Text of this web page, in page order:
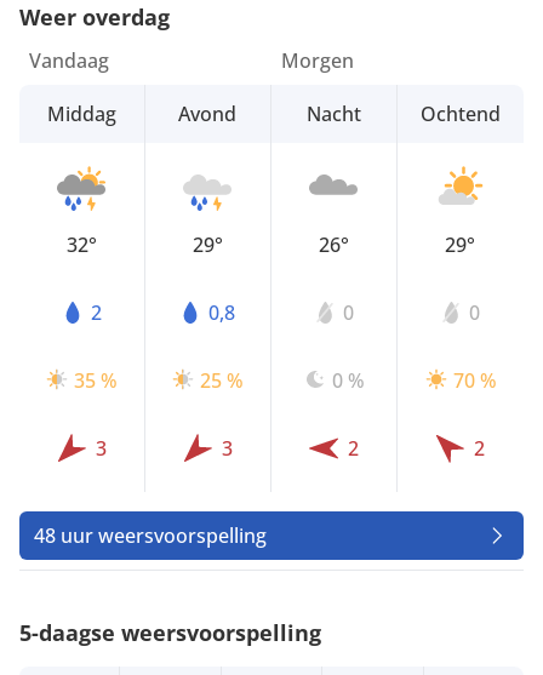
Weer overdag
Vandaag
Middag
32°
2
35 %
3
Avond
29°
0,8
25 %
3
Morgen
Nacht
26°
0
0 %
2
Ochtend
29°
0
70 %
2
48 uur weersvoorspelling
5-daagse weersvoorspelling